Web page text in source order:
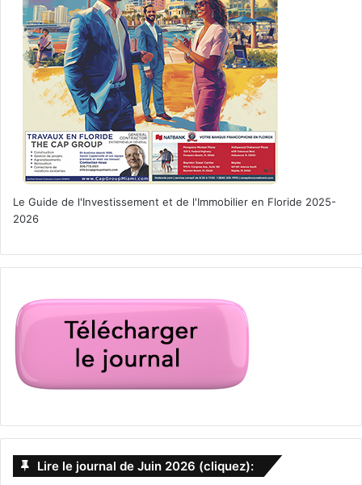
Le Guide de l'Investissement et de l'Immobilier en Floride 2025-
2026
Lire le journal de Juin 2026 (cliquez):